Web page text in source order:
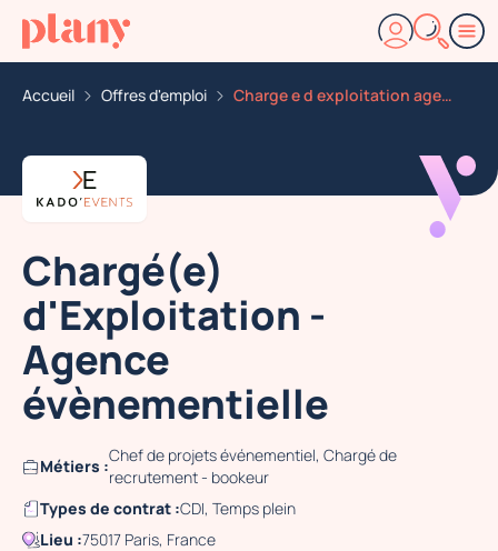
Accueil Offres d'emploi Charge e d exploitation agence evenementielle
Chargé(e)
d'Exploitation -
Agence
évènementielle
Métiers :
Chef de projets événementiel, Chargé de
recrutement - bookeur
Types de contrat :CDI, Temps plein
Lieu :75017 Paris, France